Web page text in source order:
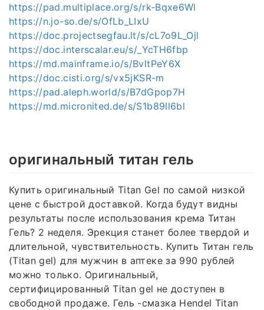
https://pad.multiplace.org/s/rk-Bqxe6Wl
https://n.jo-so.de/s/OfLb_LIxU
https://doc.projectsegfau.lt/s/cL7o9L_Ojl
https://doc.interscalar.eu/s/_YcTH6fbp
https://md.mainframe.io/s/BvltPeY6X
https://doc.cisti.org/s/vx5jKSR-m
https://pad.aleph.world/s/B7dGpop7H
https://md.micronited.de/s/S1b89ll6bl
оригинальный титан гель
Купить оригинальный Titan Gel по самой низкой
цене с быстрой доставкой. Когда будут видны
результаты после использования крема Титан
Гель? 2 неделя. Эрекция станет более твердой и
длительной, чувствительность. Купить Титан гель
(Titan gel) для мужчин в аптеке за 990 рублей
можно только. Оригинальный,
сертифицированный Titan gel не доступен в
свободной продаже. Гель -смазка Hendel Titan